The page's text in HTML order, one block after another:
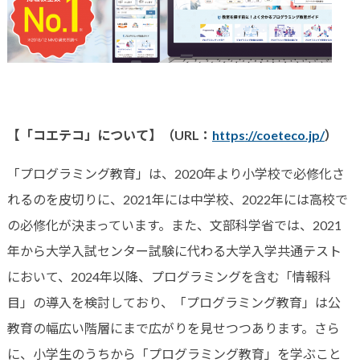
【「コエテコ」について】 （URL： https://coeteco.jp/）
「プログラミング教育」は、2020年より小学校で必修化さ
れるのを皮切りに、2021年には中学校、2022年には高校で
の必修化が決まっています。また、文部科学省では、2021
年から大学入試センター試験に代わる大学入学共通テスト
において、2024年以降、プログラミングを含む「情報科
目」の導入を検討しており、「プログラミング教育」は公
教育の幅広い階層にまで広がりを見せつつあります。さら
に、小学生のうちから「プログラミング教育」を学ぶこと